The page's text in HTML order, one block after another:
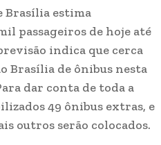
estima
passageiros de hoje até
indica que cerca
Brasília de ônibus nesta
dar conta de toda a
49 ônibus extras, e
outros serão colocados.